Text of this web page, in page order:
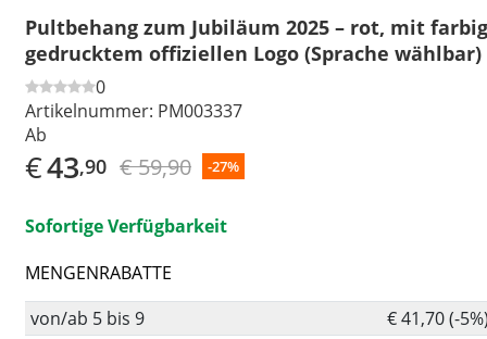
Pultbehang zum Jubiläum 2025 – rot, mit farbig
gedrucktem offiziellen Logo (Sprache wählbar)
0
Artikelnummer: PM003337
Ab
€43,90 € 59,90 -27%
Sofortige Verfügbarkeit
MENGENRABATTE
von/ab 5 bis 9
€ 41,70 (-